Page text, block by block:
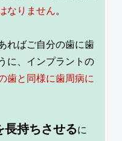
なりません。
ればご自分の歯に歯
に、インプラントの
歯と同様に歯周病に
長持ちさせるに